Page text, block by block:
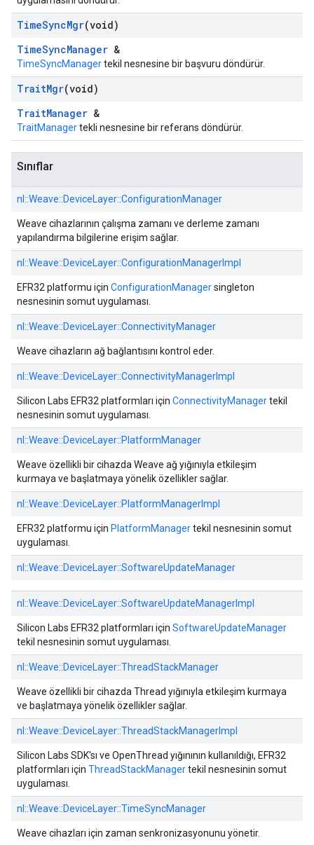
TimeSyncMgr(void)
TimeSyncManager &
TimeSyncManagertekil nesnesine bir başvuru döndürür.
TraitMgr(void)
TraitManager &
TraitManagertekli nesnesine bir referans döndürür.
Sınıflar
nl::Weave::DeviceLayer::ConfigurationManager
Weave cihazlarının çalışma zamanı ve derleme zamanı
yapılandırma bilgilerine erişim sağlar.
nl::Weave::DeviceLayer::ConfigurationManagerImpl
EFR32 platformu için ConfigurationManagersingleton
nesnesinin somut uygulaması.
nl::Weave::DeviceLayer::ConnectivityManager
Weave cihazların ağ bağlantısını kontrol eder.
nl::Weave::DeviceLayer::ConnectivityManagerImpl
Silicon Labs EFR32 platformları için ConnectivityManagertekil
nesnesinin somut uygulaması.
nl::Weave::DeviceLayer::PlatformManager
Weave özellikli bir cihazda Weave ağ yığınıyla etkileşim
kurmaya ve başlatmaya yönelik özellikler sağlar.
nl::Weave::DeviceLayer::PlatformManagerImpl
EFR32 platformu için PlatformManagertekil nesnesinin somut
uygulaması.
nl::Weave::DeviceLayer::SoftwareUpdateManager
nl::Weave::DeviceLayer::SoftwareUpdateManagerImpl
Silicon Labs EFR32 platformları için SoftwareUpdateManager
tekil nesnesinin somut uygulaması.
nl::Weave::DeviceLayer::ThreadStackManager
Weave özellikli bir cihazda Thread yığınıyla etkileşim kurmaya
ve başlatmaya yönelik özellikler sağlar.
nl::Weave::DeviceLayer::ThreadStackManagerImpl
Silicon Labs SDK'sı ve OpenThread yığınının kullanıldığı, EFR32
platformları için ThreadStackManagertekil nesnesinin somut
uygulaması.
nl::Weave::DeviceLayer::TimeSyncManager
Weave cihazları için zaman senkronizasyonunu yönetir.